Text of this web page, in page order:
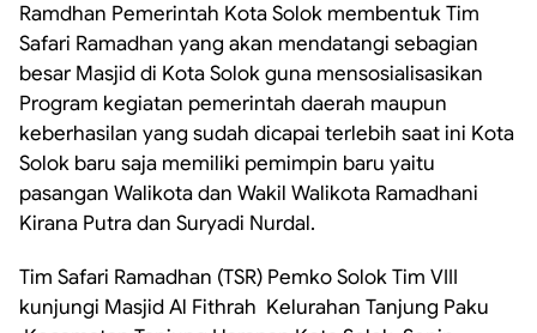
Ramdhan Pemerintah Kota Solok membentuk Tim
Safari Ramadhan yang akan mendatangi sebagian
besar Masjid di Kota Solok guna mensosialisasikan
Program kegiatan pemerintah daerah maupun
keberhasilan yang sudah dicapai terlebih saat ini Kota
Solok baru saja memiliki pemimpin baru yaitu
pasangan Walikota dan Wakil Walikota Ramadhani
Kirana Putra dan Suryadi Nurdal.
Tim Safari Ramadhan (TSR) Pemko Solok Tim VIII
kunjungi Masjid Al Fithrah Kelurahan Tanjung Paku